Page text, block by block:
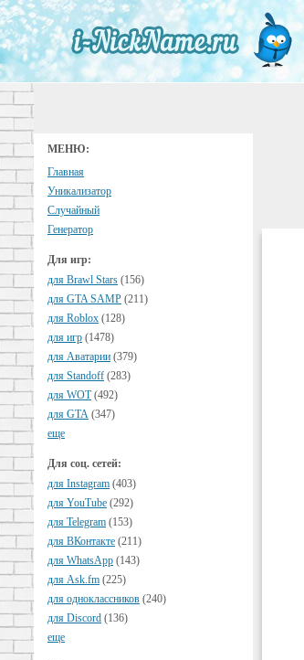
МЕНЮ:
Главная
Уникализатор
Случайный
Генератор
Для игр:
для Brawl Stars (156)
для GTA SAMP (211)
для Roblox (128)
для игр (1478)
для Аватарии (379)
для Standoff (283)
для WOT (492)
для GTA (347)
еще
Для соц. сетей:
для Instagram (403)
для YouTube (292)
для Telegram (153)
для ВКонтакте (211)
для WhatsApp (143)
для Ask.fm (225)
для одноклассников (240)
для Discord (136)
еще